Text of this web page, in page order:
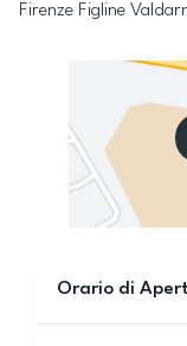
Firenze Figline
Orario di